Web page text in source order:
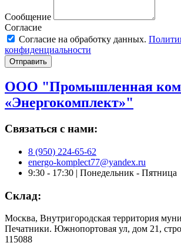
Сообщение
Согласие
Согласие на обработку данных.
конфиденциальности
Отправить
ООО "Промышленная
«Энергокомплект»"
Связаться с нами:
8 (950) 224-65-62
energo-komplect77@yandex.ru
9:30 - 17:30 | Понедельник - Пятница
Склад:
Москва, Внутригородская территория
Печатники. Южнопортовая ул, дом 21,
115088